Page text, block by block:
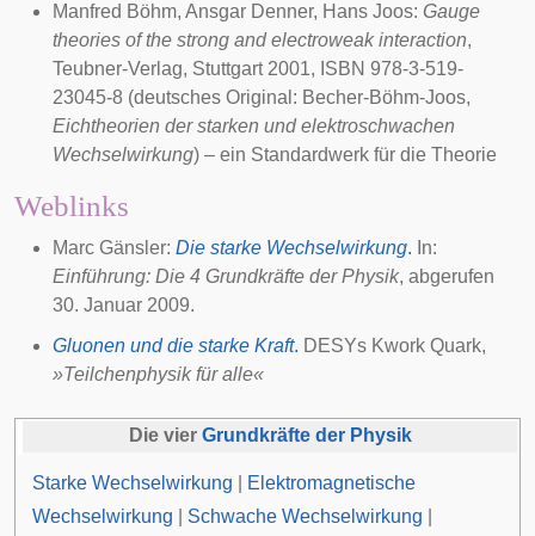
Manfred Böhm, Ansgar Denner, Hans Joos: Gauge
theories of the strong and electroweak interaction,
Teubner-Verlag, Stuttgart 2001, ISBN 978-3-519-
23045-8 (deutsches Original: Becher-Böhm-Joos,
Eichtheorien der starken und elektroschwachen
Wechselwirkung) – ein Standardwerk für die Theorie
Weblinks
Marc Gänsler: Die starke Wechselwirkung. In:
Einführung: Die 4 Grundkräfte der Physik, abgerufen
30. Januar 2009.
Gluonen und die starke Kraft. DESYs Kwork Quark,
»Teilchenphysik für alle«
Die vier Grundkräfte der Physik
Starke Wechselwirkung
Elektromagnetische
Wechselwirkung
Schwache Wechselwirkung